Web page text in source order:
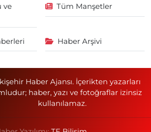
ve
Tüm Manşetler
Haber Arşivi
Haber Ajansı. İçerikten yazarları
haber, yazı ve fotoğraflar izinsiz
kullanılamaz.